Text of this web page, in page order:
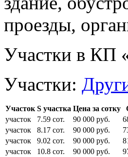
проезды,
Участки в КП
Участки:
Участок S участка Цена за сотку
участок
7.59 сот. 90 000 руб.
участок
8.17 сот. 90 000 руб.
участок
9.02 сот. 90 000 руб.
участок
10.8 сот. 90 000 руб.